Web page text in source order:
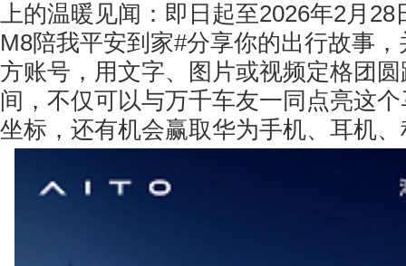
上的温暖见闻：即日起至2026年2月
M8陪我平安到家#分享你的出行故事
方账号，用文字、图片或视频定格团
间，不仅可以与万千车友一同点亮这
坐标，还有机会赢取华为手机、耳机